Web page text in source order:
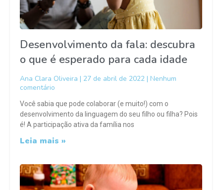
Desenvolvimento da fala: descubra
o que é esperado para cada idade
Ana Clara Oliveira 27 de abril de 2022
Nenhum
comentário
Você sabia que pode colaborar (e muito!) com o
desenvolvimento da linguagem do seu filho ou filha? Pois
é! A participação ativa da família nos
Leia mais »